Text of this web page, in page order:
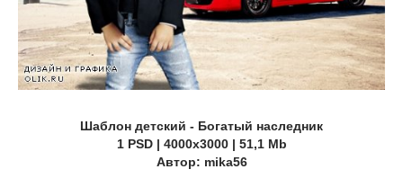
Шаблон детский - Богатый наследник
1 PSD | 4000х3000 | 51,1 Mb
Автор: mika56